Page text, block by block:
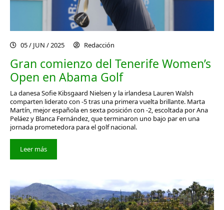
05 / JUN / 2025 Redacción
Gran comienzo del Tenerife Women’s
Open en Abama Golf
La danesa Sofie Kibsgaard Nielsen y la irlandesa Lauren Walsh
comparten liderato con -5 tras una primera vuelta brillante. Marta
Martín, mejor española en sexta posición con -2, escoltada por Ana
Peláez y Blanca Fernández, que terminaron uno bajo par en una
jornada prometedora para el golf nacional.
Leer más